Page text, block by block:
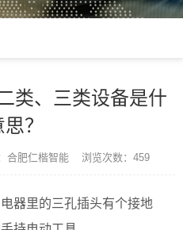
类、三类设备是什
？
合肥仁楷智能 浏览次数：459
器里的三孔插头有个接地